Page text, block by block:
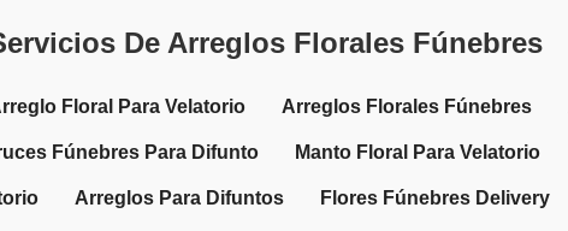
De Arreglos Florales Fúnebres
Floral Para Velatorio Arreglos Florales Fúnebres
Fúnebres Para Difunto Manto Floral Para Velatorio
Arreglos Para Difuntos Flores Fúnebres Delivery